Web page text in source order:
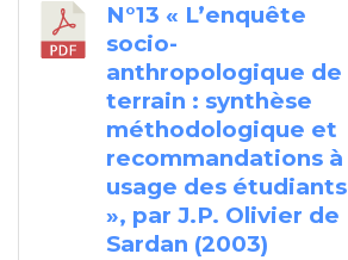
N°13 « L’enquête
socio-
anthropologique de
terrain : synthèse
méthodologique et
recommandations à
usage des étudiants
», par J.P. Olivier de
Sardan (2003)